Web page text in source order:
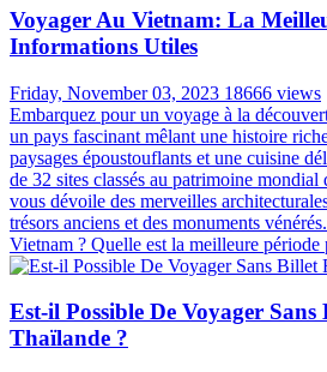
Voyager Au Vietnam: La
Informations Utiles
Friday, November 03, 2023 18666 views
Embarquez pour un voyage à la
un pays fascinant mêlant une histoire
paysages époustouflants et une cuisine
de 32 sites classés au patrimoine
vous dévoile des merveilles
trésors anciens et des monuments
Vietnam ? Quelle est la meilleure
Est-il Possible De Voyager
Thaïlande ?